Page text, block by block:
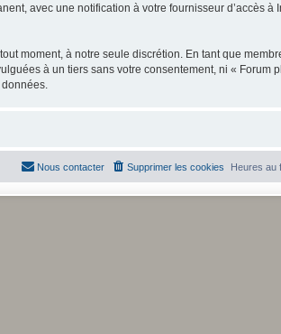
avec une notification à votre fournisseur d’accès à
moment, à notre seule discrétion. En tant que
à un tiers sans votre consentement, ni « Forum
Heures au
Supprimer les cookies
Nous contacter